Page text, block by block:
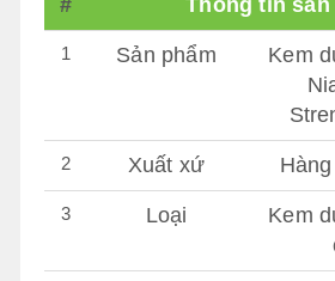
# Thông tin sản
1 Sản phẩm
Kem
2 Xuất xứ
3 Loại
Kem